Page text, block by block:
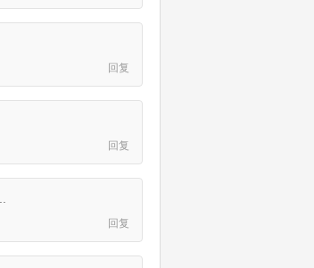
回复
回复
回复